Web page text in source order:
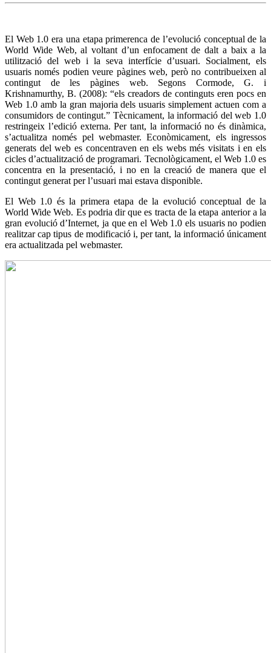
El Web 1.0 era una etapa primerenca de l’evolució conceptual de la
World Wide Web, al voltant d’un enfocament de dalt a baix a la
utilització del web i la seva interfície d’usuari. Socialment, els
usuaris només podien veure pàgines web, però no contribueixen al
contingut de les pàgines web. Segons Cormode, G. i
Krishnamurthy, B. (2008): “els creadors de continguts eren pocs en
Web 1.0 amb la gran majoria dels usuaris simplement actuen com a
consumidors de contingut.” Tècnicament, la informació del web 1.0
restringeix l’edició externa. Per tant, la informació no és dinàmica,
s’actualitza només pel webmaster. Econòmicament, els ingressos
generats del web es concentraven en els webs més visitats i en els
cicles d’actualització de programari. Tecnològicament, el Web 1.0 es
concentra en la presentació, i no en la creació de manera que el
contingut generat per l’usuari mai estava disponible.
El Web 1.0 és la primera etapa de la evolució conceptual de la
World Wide Web. Es podria dir que es tracta de la etapa anterior a la
gran evolució d’Internet, ja que en el Web 1.0 els usuaris no podien
realitzar cap tipus de modificació i, per tant, la informació únicament
era actualitzada pel webmaster.